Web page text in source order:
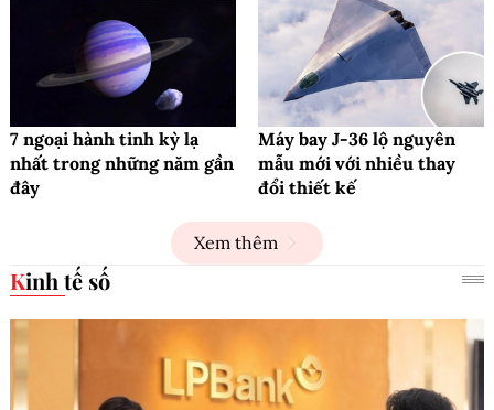
7 ngoại hành tinh kỳ lạ
nhất trong những năm gần
đây
Máy bay J-36 lộ nguyên
mẫu mới với nhiều thay
đổi thiết kế
Xem thêm
Kinh tế số